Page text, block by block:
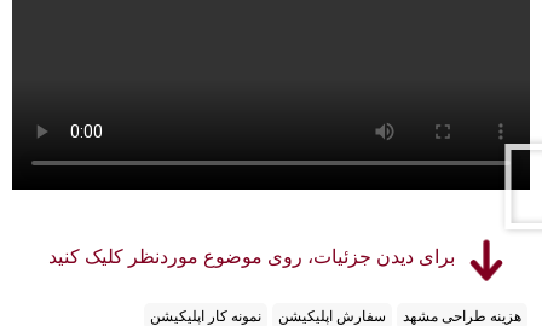
برای دیدن جزئیات، روی موضوع موردنظر کلیک کنید
هزینه طراحی مشهد سفارش اپلیکیشن
نمونه کار اپلیکیشن